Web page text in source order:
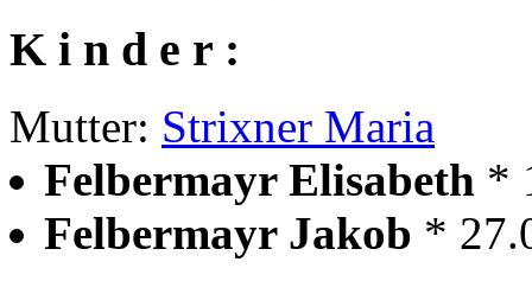
K i n d e r :
Mutter: Strixner Maria
Felbermayr Elisabeth *
Felbermayr Jakob *